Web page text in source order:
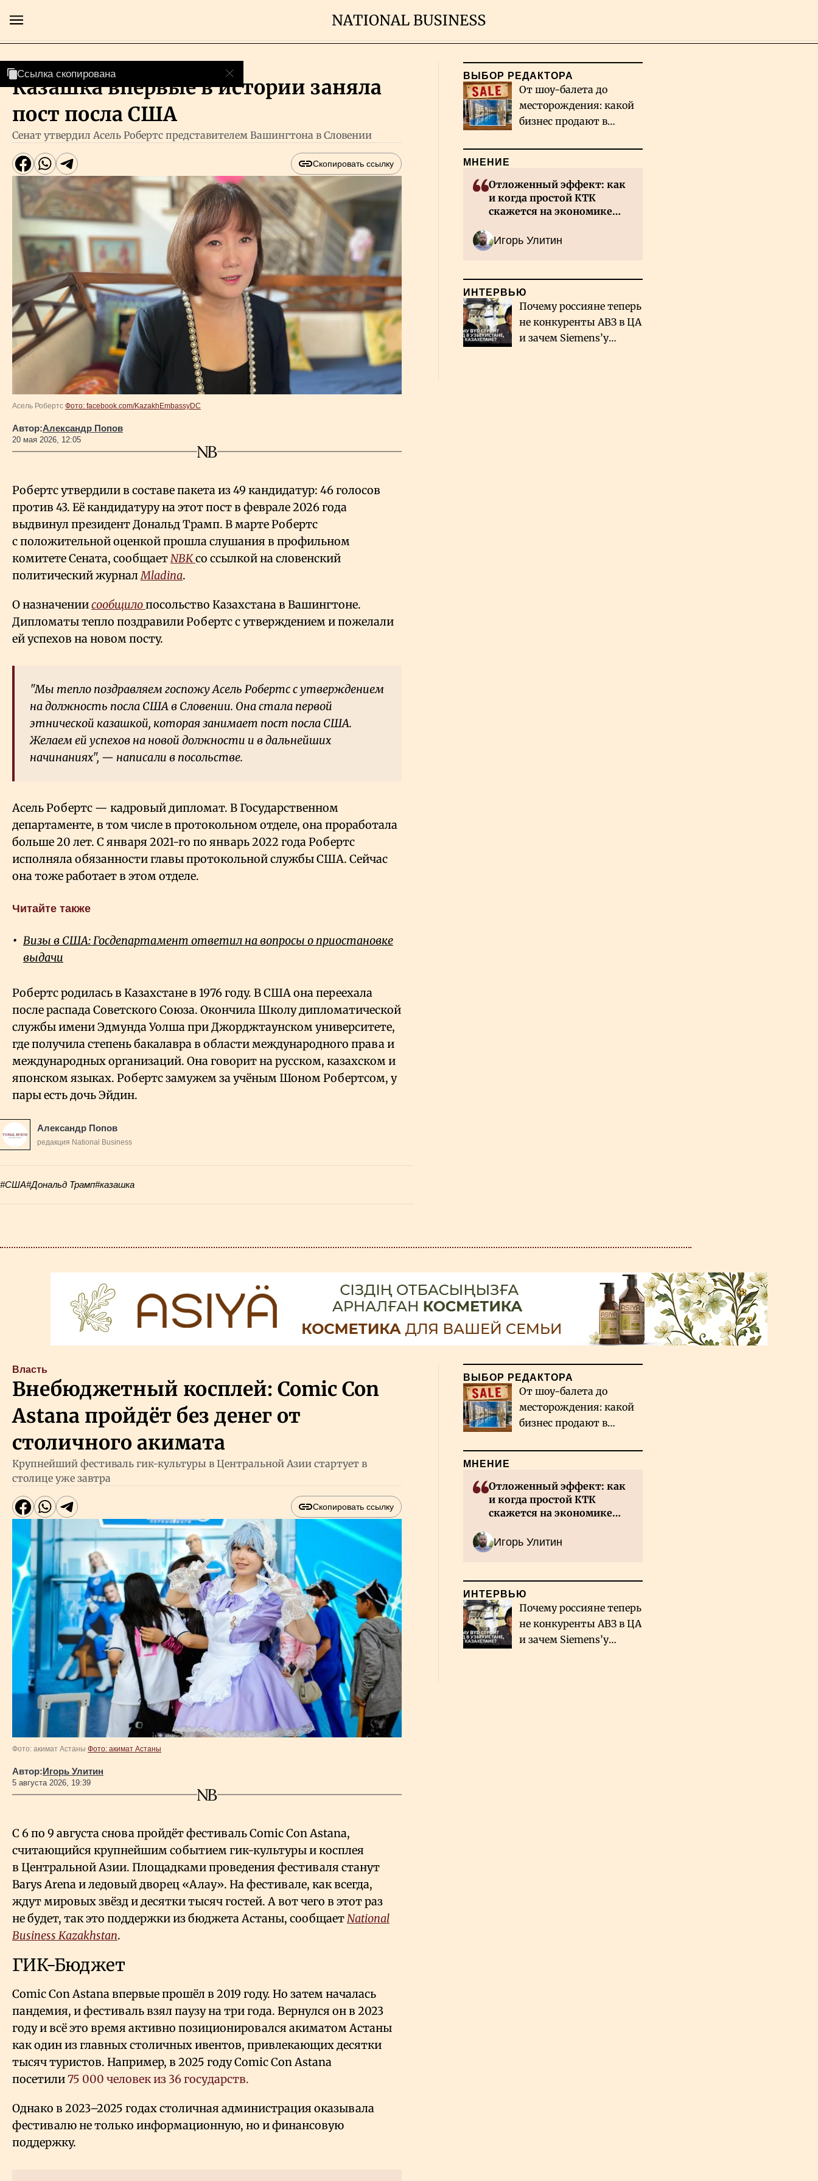
Главная
Бизнес
Рынки
Технологии
Власть
Геополитика
Исследования
Life & Arts
Все новости
Назначения и отставки
Казашка впервые в истории заняла
пост посла США
Сенат утвердил Асель Робертс представителем Вашингтона в Словении
Скопировать ссылку
Ссылка скопирована
Асель Робертс Фото: facebook.com/KazakhEmbassyDC
Автор:Александр Попов
20 мая 2026, 12:05
Робертс утвердили в составе пакета из 49 кандидатур: 46 голосов
против 43. Её кандидатуру на этот пост в феврале 2026 года
выдвинул президент Дональд Трамп. В марте Робертс
с положительной оценкой прошла слушания в профильном
комитете Сената, сообщаетNBKсо ссылкой на словенский
политический журналMladina.
О назначениисообщилопосольство Казахстана в Вашингтоне.
Дипломаты тепло поздравили Робертс с утверждением и пожелали
ей успехов на новом посту.
"Мы тепло поздравляем госпожу Асель Робертс с утверждением
на должность посла США в Словении. Она стала первой
этнической казашкой, которая занимает пост посла США.
Желаем ей успехов на новой должности и в дальнейших
начинаниях", — написали в посольстве.
Асель Робертс — кадровый дипломат. В Государственном
департаменте, в том числе в протокольном отделе, она проработала
больше 20 лет. С января 2021-го по январь 2022 года Робертс
исполняла обязанности главы протокольной службы США. Сейчас
она тоже работает в этом отделе.
Читайте также
Визы в США: Госдепартамент ответил на вопросы о приостановке
выдачи
Робертс родилась в Казахстане в 1976 году. В США она переехала
после распада Советского Союза. Окончила Школу дипломатической
службы имени Эдмунда Уолша при Джорджтаунском университете,
где получила степень бакалавра в области международного права и
международных организаций. Она говорит на русском, казахском и
японском языках. Робертс замужем за учёным Шоном Робертсом, у
пары есть дочь Эйдин.
Александр Попов
редакция National Business
#США#Дональд Трамп#казашка
ВЫБОР РЕДАКТОРА
От шоу-балета до
месторождения: какой
бизнес продают в
МНЕНИЕ
Отложенный эффект: как
и когда простой КТК
скажется на экономике
Игорь Улитин
ИНТЕРВЬЮ
Почему россияне теперь
не конкуренты АВЗ в ЦА
и зачем Siemens’у
Власть
Внебюджетный косплей: Comic Con
Astana пройдёт без денег от
столичного акимата
Крупнейший фестиваль гик-культуры в Центральной Азии стартует в
столице уже завтра
Скопировать ссылку
Ссылка скопирована
Фото: акимат Астаны Фото: акимат Астаны
Автор: Игорь Улитин
5 августа 2026, 19:39
С 6 по 9 августа снова пройдёт фестиваль Comic Con Astana,
считающийся крупнейшим событием гик-культуры и косплея
в Центральной Азии. Площадками проведения фестиваля станут
Barys Arena и ледовый дворец «Алау». На фестивале, как всегда,
ждут мировых звёзд и десятки тысяч гостей. А вот чего в этот раз
не будет, так это поддержки из бюджета Астаны, сообщаетNational
Business Kazakhstan.
ГИК-Бюджет
Comic Con Astana впервые прошёл в 2019 году. Но затем началась
пандемия, и фестиваль взял паузу на три года. Вернулся он в 2023
году и всё это время активно позиционировался акиматом Астаны
как один из главных столичных ивентов, привлекающих десятки
тысяч туристов. Например, в 2025 году Comic Con Astana
посетили75 000 человек из 36 государств.
Однако в 2023–2025 годах столичная администрация оказывала
фестивалю не только информационную, но и финансовую
поддержку.
ВЫБОР РЕДАКТОРА
От шоу-балета до
месторождения: какой
бизнес продают в
МНЕНИЕ
Отложенный эффект: как
и когда простой КТК
скажется на экономике
Игорь Улитин
ИНТЕРВЬЮ
Почему россияне теперь
не конкуренты АВЗ в ЦА
и зачем Siemens’у